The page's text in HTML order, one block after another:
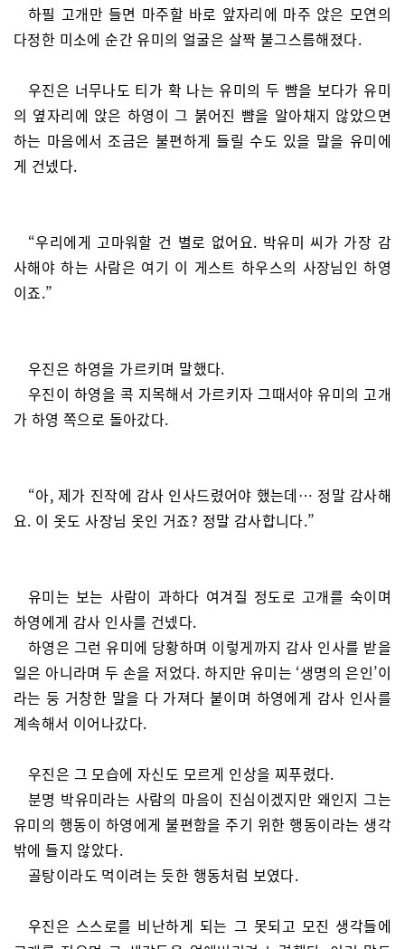
하필 고개만 들면 마주할 바로 앞자리에 마주 앉은 모연의
다정한 미소에 순간 유미의 얼굴은 살짝 불그스름해졌다.
우진은 너무나도 티가 확 나는 유미의 두 뺨을 보다가 유미
의 옆자리에 앉은 하영이 그 붉어진 뺨을 알아채지 않았으면
하는 마음에서 조금은 불편하게 들릴 수도 있을 말을 유미에
게 건넸다.
“우리에게 고마워할 건 별로 없어요. 박유미 씨가 가장 감
사해야 하는 사람은 여기 이 게스트 하우스의 사장님인 하영
이죠.”
우진은 하영을 가르키며 말했다.
우진이 하영을 콕 지목해서 가르키자 그때서야 유미의 고개
가 하영 쪽으로 돌아갔다.
“아, 제가 진작에 감사 인사드렸어야 했는데… 정말 감사해
요. 이 옷도 사장님 옷인 거죠? 정말 감사합니다.”
유미는 보는 사람이 과하다 여겨질 정도로 고개를 숙이며
하영에게 감사 인사를 건넸다.
하영은 그런 유미에 당황하며 이렇게까지 감사 인사를 받을
일은 아니라며 두 손을 저었다. 하지만 유미는 ‘생명의 은인’이
라는 둥 거창한 말을 다 가져다 붙이며 하영에게 감사 인사를
계속해서 이어나갔다.
우진은 그 모습에 자신도 모르게 인상을 찌푸렸다.
분명 박유미라는 사람의 마음이 진심이겠지만 왜인지 그는
유미의 행동이 하영에게 불편함을 주기 위한 행동이라는 생각
밖에 들지 않았다.
골탕이라도 먹이려는 듯한 행동처럼 보였다.
우진은 스스로를 비난하게 되는 그 못되고 모진 생각들에